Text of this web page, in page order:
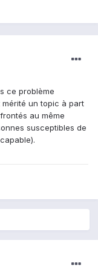
ce problème
un topic à part
au même
susceptibles de